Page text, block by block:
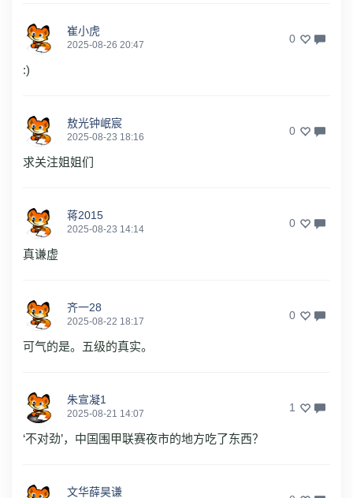
崔小虎
2025-08-26 20:47 0
:)
敖光钟岷宸
2025-08-23 18:16 0
求关注姐姐们
蒋2015
2025-08-23 14:14 0
真谦虚
齐一28
2025-08-22 18:17 0
可气的是。五级的真实。
朱宣凝1
2025-08-21 14:07 1
‘不对劲’，中国围甲联赛夜市的地方吃了东西？
文华薛昊谦